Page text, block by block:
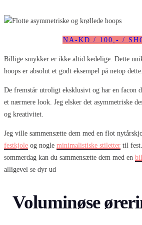
NA-KD / 100,- /
Billige smykker er ikke altid kedelige. Dette
hoops er absolut et godt eksempel på netop dette.
De fremstår utroligt eksklusivt og har en facon
et nærmere look. Jeg elsker det asymmetriske
og kreativitet.
Jeg ville sammensætte dem med en flot
festkjole og nogle minimalistiske stiletter til
sommerdag kan du sammensætte dem med en
alligevel se dyr ud
Voluminøse